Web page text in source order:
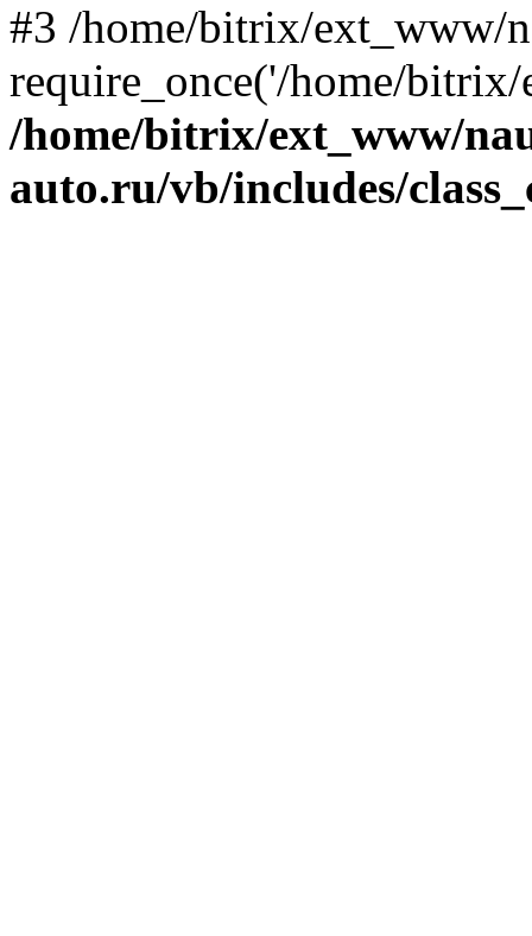
#3 /home/bitrix/ext_www/
require_once('/home/
/home/bitrix/ext_www/
auto.ru/vb/includes/